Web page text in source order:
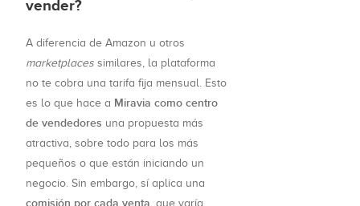
vender?
A diferencia de Amazon u otros
marketplaces similares, la plataforma
no te cobra una tarifa fija mensual. Esto
es lo que hace a Miravia como centro
de vendedores una propuesta más
atractiva, sobre todo para los más
pequeños o que están iniciando un
negocio. Sin embargo, sí aplica una
, que varía